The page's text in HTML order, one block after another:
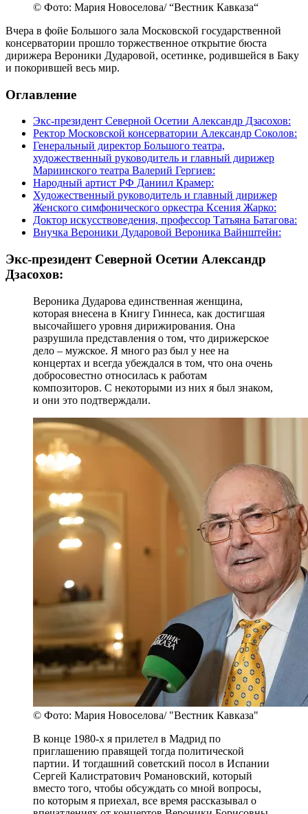
© Фото: Мария Новоселова/ “Вестник Кавказа“
Вчера в фойе Большого зала Московской государственной
консерватории прошло торжественное открытие бюста
дирижера Вероники Дударовой, осетинке, родившейся в Баку
и покорившей весь мир.
Оглавление
Экс-президент Северной Осетии Александр Дзасохов:
Ректор Московской консерватории Александр Соколов:
Генеральный директор Большого театра,
художественный руководитель и главный дирижер
Мариинского театра Валерий Гергиев:
Народный артист РФ Даниил Крамер:
Художественный руководитель и главный дирижер
Женского симфонического оркестра Ксения Жарко:
Доктор искусствоведения, профессор Татьяна Батагова:
Внучка Вероники Дударовой Вероника Вайнштейн:
Экс-президент Северной Осетии Александр
Дзасохов:
Вероника Дударова единственная женщина,
которая внесена в Книгу Гиннеса, как достигшая
высочайшего уровня дирижирования. Она
разрушила представления о том, что дирижерское
дело – мужское. Я много раз был у нее на
концертах и всегда убеждался в том, что она очень
добросовестно относилась к работам
композиторов. С некоторыми из них я был знаком,
и они это подтверждали.
© Фото: Мария Новоселова/ "Вестник Кавказа"
В конце 1980-х я прилетел в Мадрид по
приглашению правящей тогда политической
партии. И тогдашний советский посол в Испании
Сергей Калистратович Романовский, который
вместо того, чтобы обсуждать со мной вопросы,
по которым я приехал, все время рассказывал о